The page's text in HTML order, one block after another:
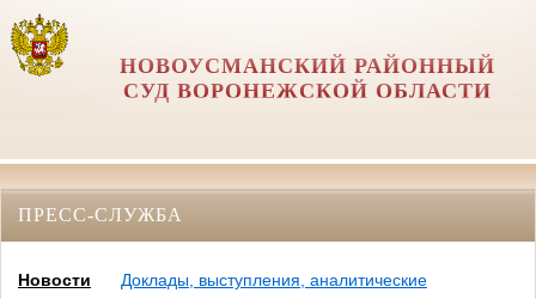
НОВОУСМАНСКИЙ РАЙОННЫЙ
СУД ВОРОНЕЖСКОЙ ОБЛАСТИ
ПРЕСС-СЛУЖБА
Новости
Доклады, выступления, аналитические